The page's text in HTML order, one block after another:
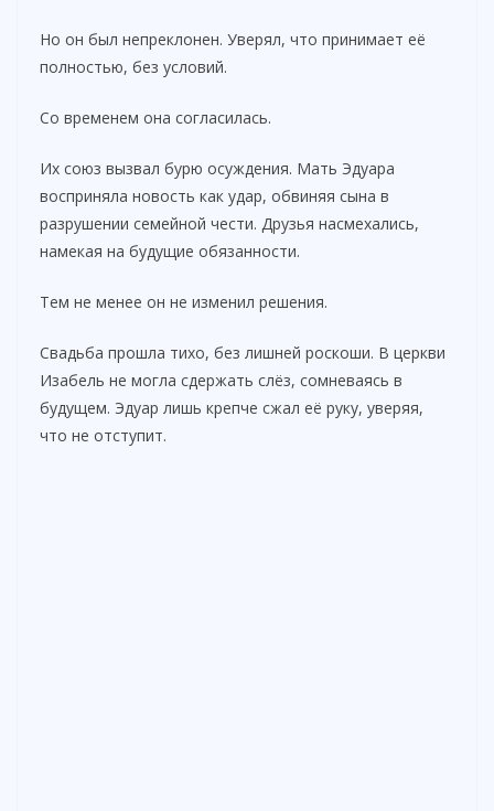
Но он был непреклонен. Уверял, что принимает её
полностью, без условий.
Со временем она согласилась.
Их союз вызвал бурю осуждения. Мать Эдуара
восприняла новость как удар, обвиняя сына в
разрушении семейной чести. Друзья насмехались,
намекая на будущие обязанности.
Тем не менее он не изменил решения.
Свадьба прошла тихо, без лишней роскоши. В церкви
Изабель не могла сдержать слёз, сомневаясь в
будущем. Эдуар лишь крепче сжал её руку, уверяя,
что не отступит.